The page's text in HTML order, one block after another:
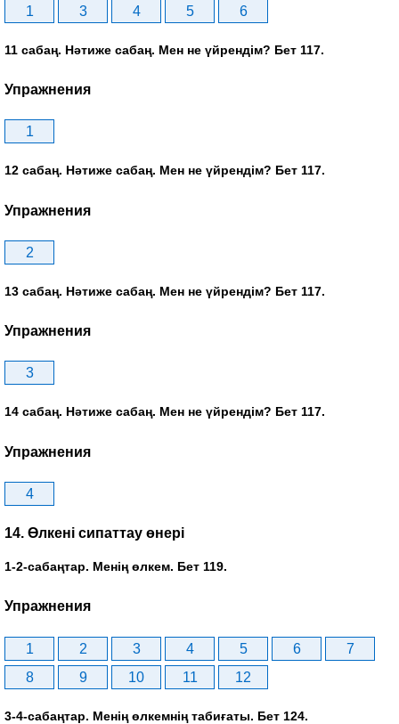
1 3 4 5 6
11 сабаң. Нәтиже сабаң. Мен не үйрендім? Бет 117.
Упражнения
1
12 сабаң. Нәтиже сабаң. Мен не үйрендім? Бет 117.
Упражнения
2
13 сабаң. Нәтиже сабаң. Мен не үйрендім? Бет 117.
Упражнения
3
14 сабаң. Нәтиже сабаң. Мен не үйрендім? Бет 117.
Упражнения
4
14. Өлкені сипаттау өнері
1-2-сабаңтар. Менің өлкем. Бет 119.
Упражнения
1 2 3 4 5 6
7
8
9 10 11 12
3-4-сабаңтар. Менің өлкемнің табиғаты. Бет 124.